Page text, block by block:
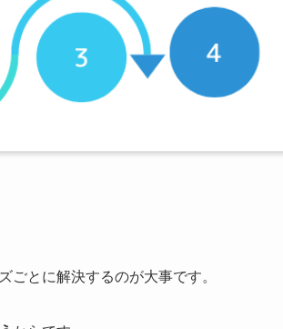
ごとに解決するのが大事です。